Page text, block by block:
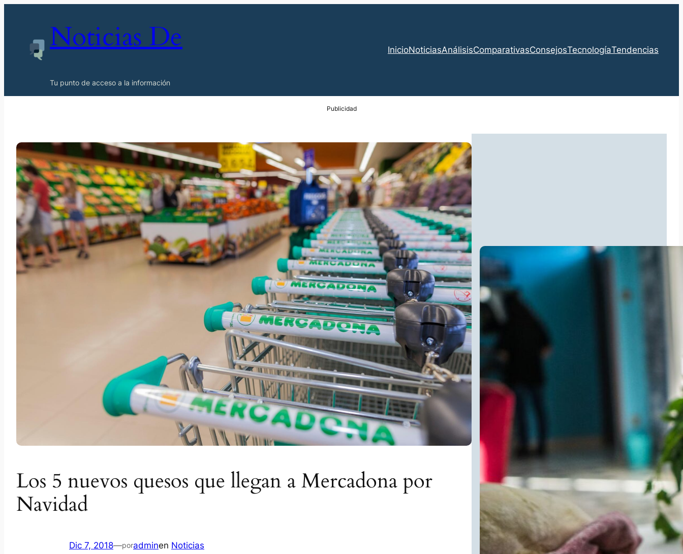
Noticias De
Tu punto de acceso a la información
InicioNoticiasAnálisisComparativasConsejosTecnologíaTendencias
Los 5 nuevos quesos que llegan a Mercadona por
Navidad
Dic 7, 2018—poradminen Noticias